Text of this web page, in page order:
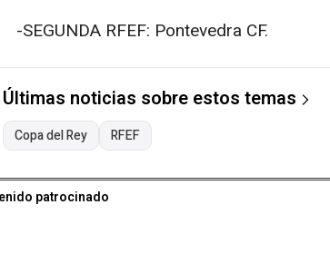
-SEGUNDA RFEF: Pontevedra CF.
Últimas noticias sobre estos temas
Copa del Rey RFEF
patrocinado